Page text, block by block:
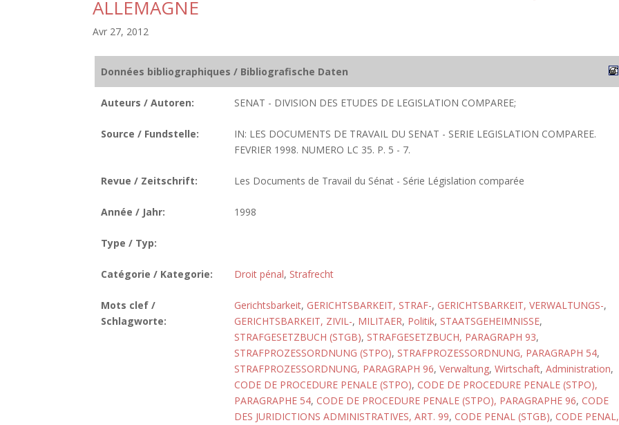
ALLEMAGNE
Avr 27, 2012
Données bibliographiques / Bibliografische Daten
Auteurs / Autoren: SENAT - DIVISION DES ETUDES DE LEGISLATION COMPAREE;
Source / Fundstelle:
IN: LES DOCUMENTS DE TRAVAIL DU SENAT - SERIE LEGISLATION COMPAREE.
FEVRIER 1998. NUMERO LC 35. P. 5 - 7.
Revue / Zeitschrift: Les Documents de Travail du Sénat - Série Législation comparée
Année / Jahr: 1998
Type / Typ:
Catégorie / Kategorie: Droit pénal, Strafrecht
Mots clef /
Schlagworte:
Gerichtsbarkeit, GERICHTSBARKEIT, STRAF-, GERICHTSBARKEIT, VERWALTUNGS-,
GERICHTSBARKEIT, ZIVIL-, MILITAER, Politik, STAATSGEHEIMNISSE,
STRAFGESETZBUCH (STGB), STRAFGESETZBUCH, PARAGRAPH 93,
STRAFPROZESSORDNUNG (STPO), STRAFPROZESSORDNUNG, PARAGRAPH 54,
STRAFPROZESSORDNUNG, PARAGRAPH 96, Verwaltung, Wirtschaft, Administration,
CODE DE PROCEDURE PENALE (STPO), CODE DE PROCEDURE PENALE (STPO),
PARAGRAPHE 54, CODE DE PROCEDURE PENALE (STPO), PARAGRAPHE 96, CODE
DES JURIDICTIONS ADMINISTRATIVES, ART. 99, CODE PENAL (STGB), CODE PENAL,